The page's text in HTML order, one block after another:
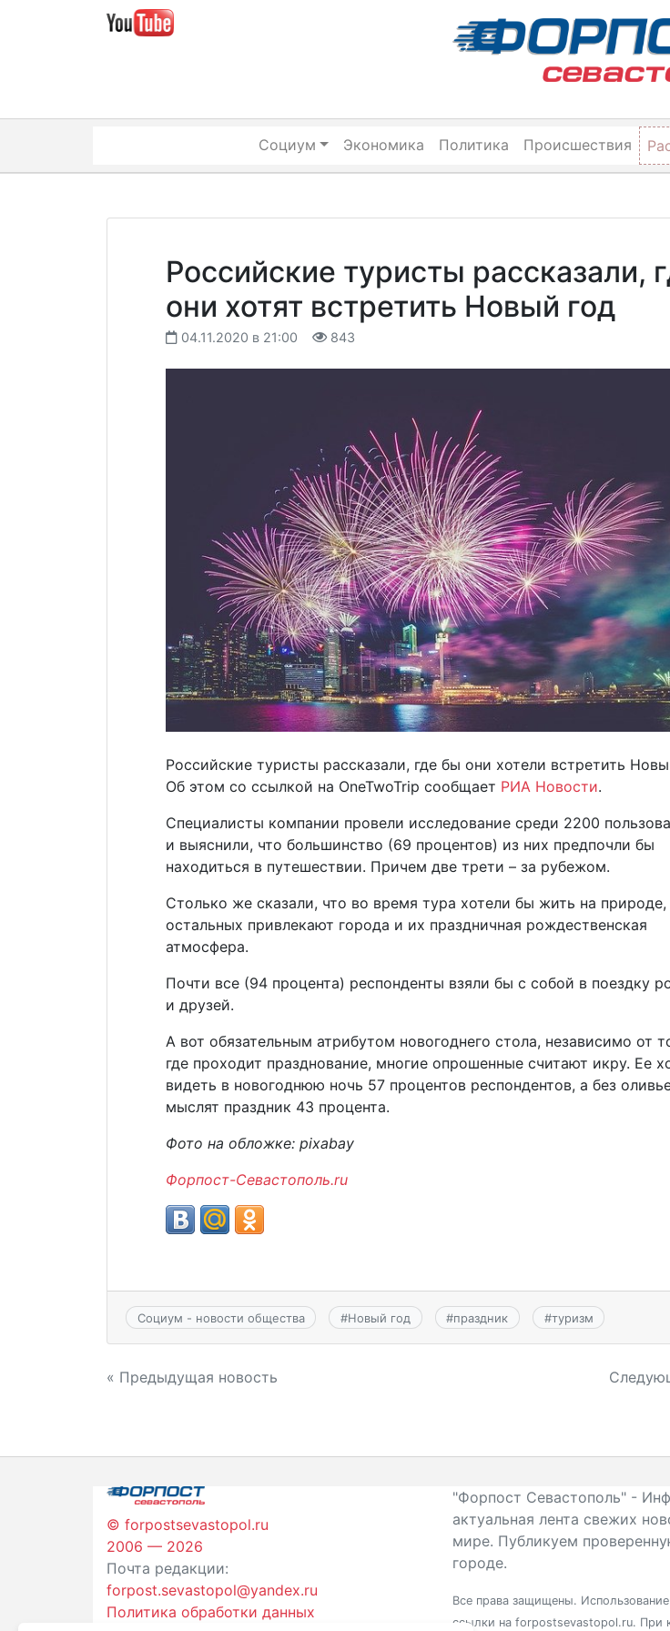
Социум Экономика Политика Происшествия
Российские туристы рассказали,
они хотят встретить Новый год
04.11.2020 в 21:00 843
Российские туристы рассказали, где бы они хотели встретить
Об этом со ссылкой на OneTwoTrip сообщает РИА Новости.
Специалисты компании провели исследование среди 2200
и выяснили, что большинство (69 процентов) из них предпочли бы
находиться в путешествии. Причем две трети – за рубежом.
Столько же сказали, что во время тура хотели бы жить на природе,
остальных привлекают города и их праздничная рождественская
атмосфера.
Почти все (94 процента) респонденты взяли бы с собой в поездку
и друзей.
А вот обязательным атрибутом новогоднего стола, независимо от
где проходит празднование, многие опрошенные считают икру. Ее
видеть в новогоднюю ночь 57 процентов респондентов, а без
мыслят праздник 43 процента.
Фото на обложке: pixabay
Форпост-Севастополь.ru
Социум - новости общества #Новый год #праздник #туризм
Навигация
записям
« Предыдущая новость
© forpostsevastopol.ru
2006 — 2026
Почта редакции:
forpost.sevastopol@yandex.ru
Политика обработки данных
"Форпост Севастополь" -
актуальная лента свежих
мире. Публикуем
городе.
Все права защищены.
ссылки на forpostsevastopol.ru. При